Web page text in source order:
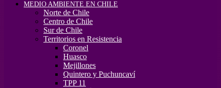
MEDIO AMBIENTE EN CHILE
Norte de Chile
Centro de Chile
Sur de Chile
Territorios en Resistencia
Coronel
Huasco
Mejillones
Quintero y Puchuncaví
TPP 11